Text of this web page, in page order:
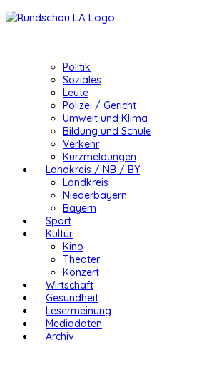
Politik
Soziales
Leute
Polizei / Gericht
Umwelt und Klima
Bildung und Schule
Verkehr
Kurzmeldungen
Landkreis / NB / BY
Landkreis
Niederbayern
Bayern
Sport
Kultur
Kino
Theater
Konzert
Wirtschaft
Gesundheit
Lesermeinung
Mediadaten
Archiv